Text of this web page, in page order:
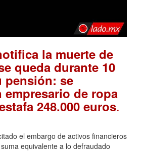
la muerte de
queda durante 10
pensión: se
empresario de ropa
248.000 euros.
el embargo de activos financieros
equivalente a lo defraudado